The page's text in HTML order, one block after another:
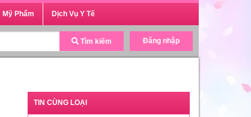
Mỹ Phẩm Dịch Vụ Y Tế
Tìm kiếm Đăng nhập
TIN CÙNG LOẠI